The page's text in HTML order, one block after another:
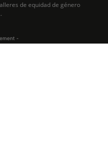
de equidad de género
-